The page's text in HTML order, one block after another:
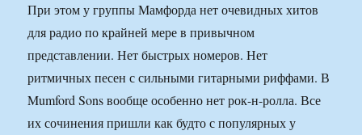
При этом у группы Мамфорда нет очевидных хитов
для радио по крайней мере в привычном
представлении. Нет быстрых номеров. Нет
ритмичных песен с сильными гитарными риффами. В
Mumford Sons вообще особенно нет рок-н-ролла. Все
их сочинения пришли как будто с популярных у